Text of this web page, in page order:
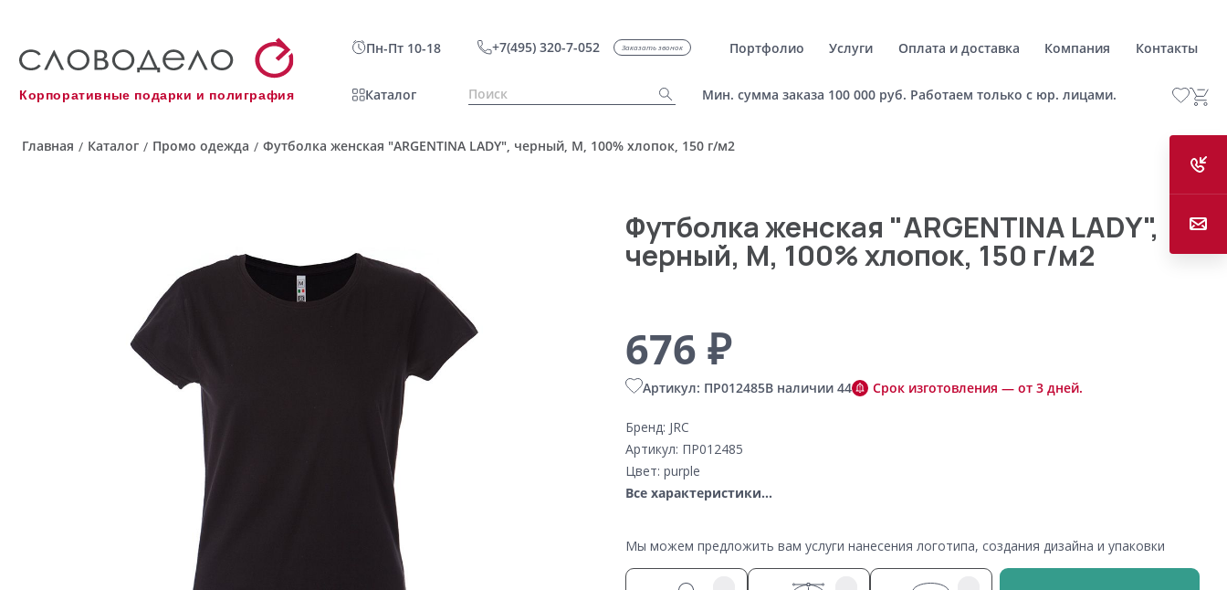
Корпоративные подарки и полиграфия
Пн-Пт 10-18 +7(495) 320-7-052 Заказать звонок Портфолио Услуги Оплата и доставка Компания Контакты
Каталог Мин. сумма заказа 100 000 руб. Работаем только с юр. лицами.
Главная / Каталог / Промо одежда / Футболка женская "ARGENTINA LADY", черный, M, 100% хлопок, 150 г/м2
Футболка женская "ARGENTINA LADY",
черный, M, 100% хлопок, 150 г/м2
676 ₽
Артикул: ПР012485В наличии 44 Срок изготовления — от 3 дней.
Бренд: JRC
Артикул: ПР012485
Цвет: purple
Все характеристики...
Мы можем предложить вам услуги нанесения логотипа, создания дизайна и упаковки